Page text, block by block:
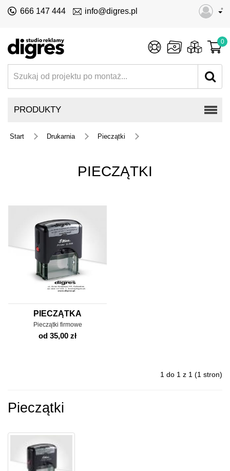
•
666 147 444 info@digres.pl
0
PRODUKTY
Start Drukarnia Pieczątki
PIECZĄTKI
PIECZĄTKA
Pieczątki firmowe
od 35,00 zł
1 do 1 z 1 (1 stron)
Pieczątki